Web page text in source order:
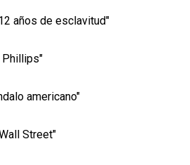
años de esclavitud"
Phillips"
americano"
Street"